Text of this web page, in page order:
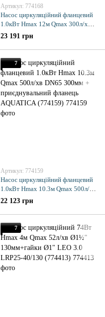
Артикул: 774168
Насос циркуляційний фланцевий
1.0кВт Hmax 12м Qmax 300л/хв
DN50 280мм + приєднувальний
фланець AQUATICA (774168)
23 191 грн
7
Артикул: 774159
Насос циркуляційний фланцевий
1.0кВт Hmax 10.3м Qmax 500л/хв
DN65 300мм + приєднувальний
фланець AQUATICA (774159)
22 123 грн
7